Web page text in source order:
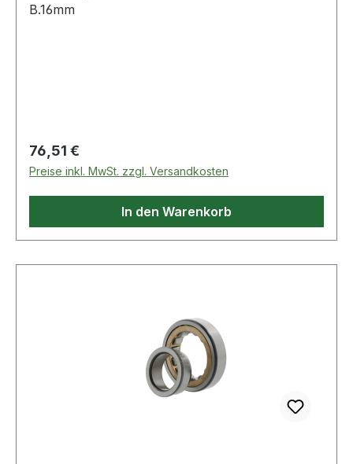
B.16mm
Regulärer Preis:
76,51 €
Preise inkl. MwSt. zzgl. Versandkosten
In den Warenkorb